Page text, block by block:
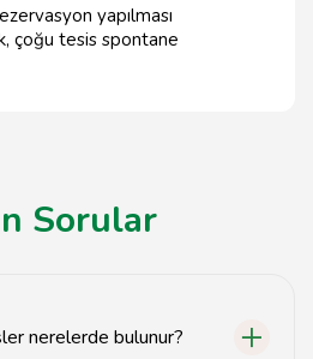
yapılması
çoğu tesis spontane
Sorular
nerelerde bulunur?